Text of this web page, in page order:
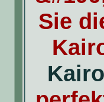
Sie